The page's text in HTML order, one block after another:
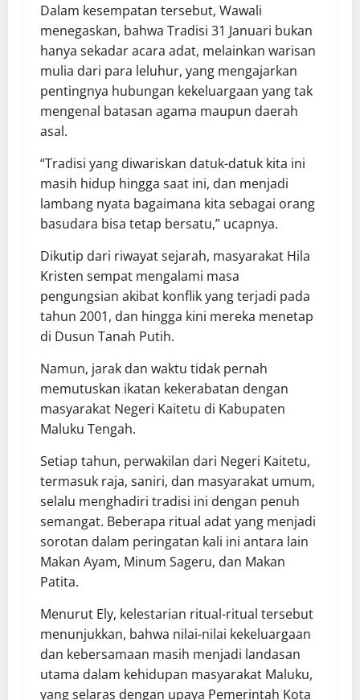
Dalam kesempatan tersebut, Wawali
menegaskan, bahwa Tradisi 31 Januari bukan
hanya sekadar acara adat, melainkan warisan
mulia dari para leluhur, yang mengajarkan
pentingnya hubungan kekeluargaan yang tak
mengenal batasan agama maupun daerah
asal.
“Tradisi yang diwariskan datuk-datuk kita ini
masih hidup hingga saat ini, dan menjadi
lambang nyata bagaimana kita sebagai orang
basudara bisa tetap bersatu,” ucapnya.
Dikutip dari riwayat sejarah, masyarakat Hila
Kristen sempat mengalami masa
pengungsian akibat konflik yang terjadi pada
tahun 2001, dan hingga kini mereka menetap
di Dusun Tanah Putih.
Namun, jarak dan waktu tidak pernah
memutuskan ikatan kekerabatan dengan
masyarakat Negeri Kaitetu di Kabupaten
Maluku Tengah.
Setiap tahun, perwakilan dari Negeri Kaitetu,
termasuk raja, saniri, dan masyarakat umum,
selalu menghadiri tradisi ini dengan penuh
semangat. Beberapa ritual adat yang menjadi
sorotan dalam peringatan kali ini antara lain
Makan Ayam, Minum Sageru, dan Makan
Patita.
Menurut Ely, kelestarian ritual-ritual tersebut
menunjukkan, bahwa nilai-nilai kekeluargaan
dan kebersamaan masih menjadi landasan
utama dalam kehidupan masyarakat Maluku,
yang selaras dengan upaya Pemerintah Kota